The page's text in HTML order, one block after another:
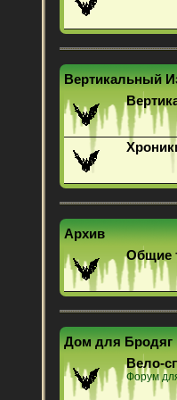
Вертикальный
Архив
Общие
Дом для Бродяг
Вело-
Форум